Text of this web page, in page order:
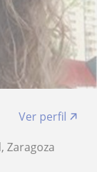
Ver perfil
Zaragoza